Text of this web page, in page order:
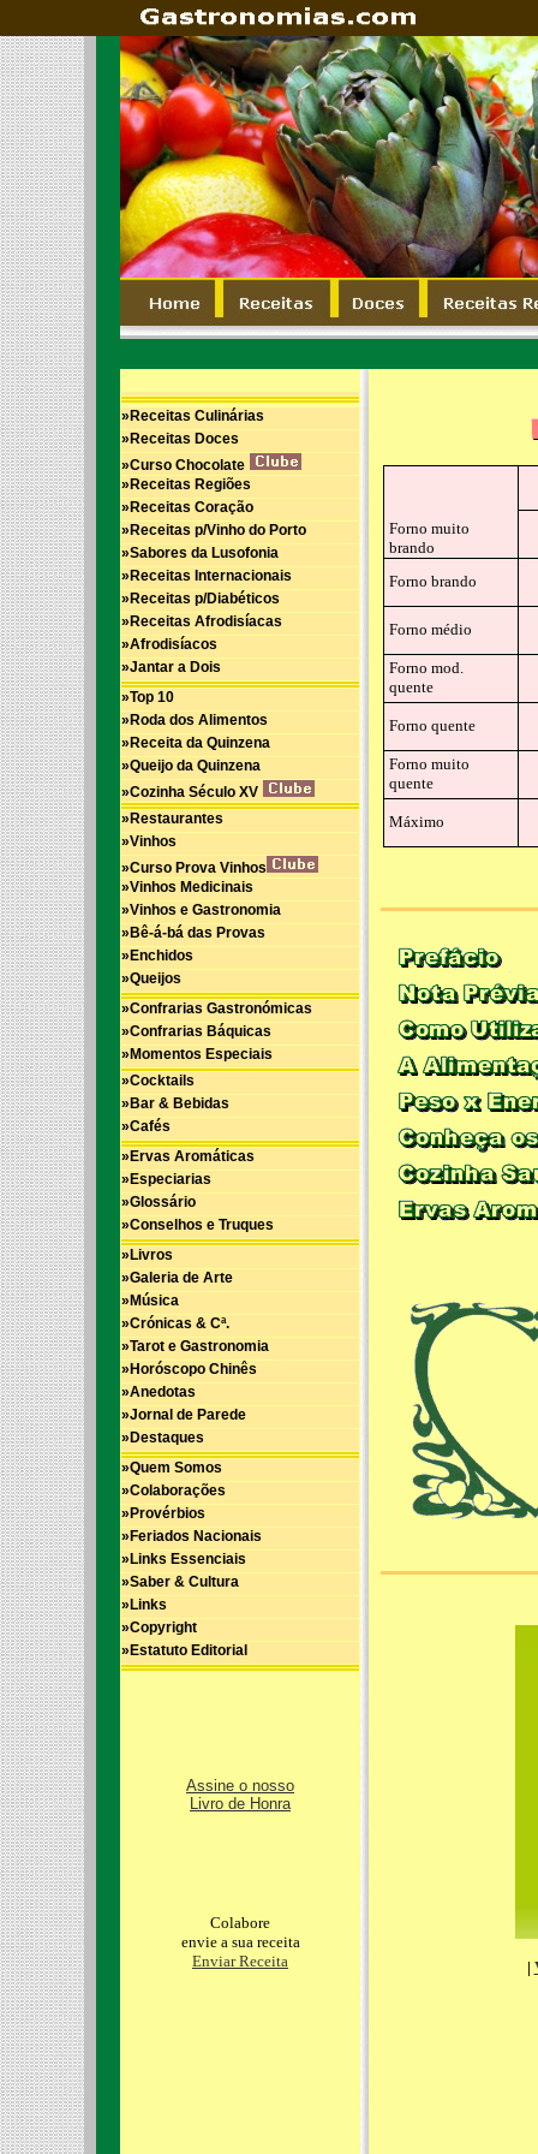
»Receitas Culinárias
»Receitas Doces
»Curso Chocolate
»Receitas Regiões
»Receitas Coração
»Receitas p/Vinho do Porto
»Sabores da Lusofonia
»Receitas Internacionais
»Receitas p/Diabéticos
»Receitas Afrodisíacas
»Afrodisíacos
»Jantar a Dois
»Top 10
»Roda dos Alimentos
»Receita da Quinzena
»Queijo da Quinzena
»Cozinha Século XV
»Restaurantes
»Vinhos
»Curso Prova Vinhos
»Vinhos Medicinais
»Vinhos e Gastronomia
»Bê-á-bá das Provas
»Enchidos
»Queijos
»Confrarias Gastronómicas
»Confrarias Báquicas
»Momentos Especiais
»Cocktails
»Bar & Bebidas
»Cafés
»Ervas Aromáticas
»Especiarias
»Glossário
»Conselhos e Truques
»Livros
»Galeria de Arte
»Música
»Crónicas & Cª.
»Tarot e Gastronomia
»Horóscopo Chinês
»Anedotas
»Jornal de Parede
»Destaques
»Quem Somos
»Colaborações
»Provérbios
»Feriados Nacionais
»Links Essenciais
»Saber & Cultura
»Links
»Copyright
»Estatuto Editorial
Assine o nosso
Livro de Honra
Colabore
envie a sua receita
Enviar Receita
Forno muito
brando
Forno brando
Forno médio
Forno mod.
quente
Forno quente
Forno muito
quente
Máximo
|